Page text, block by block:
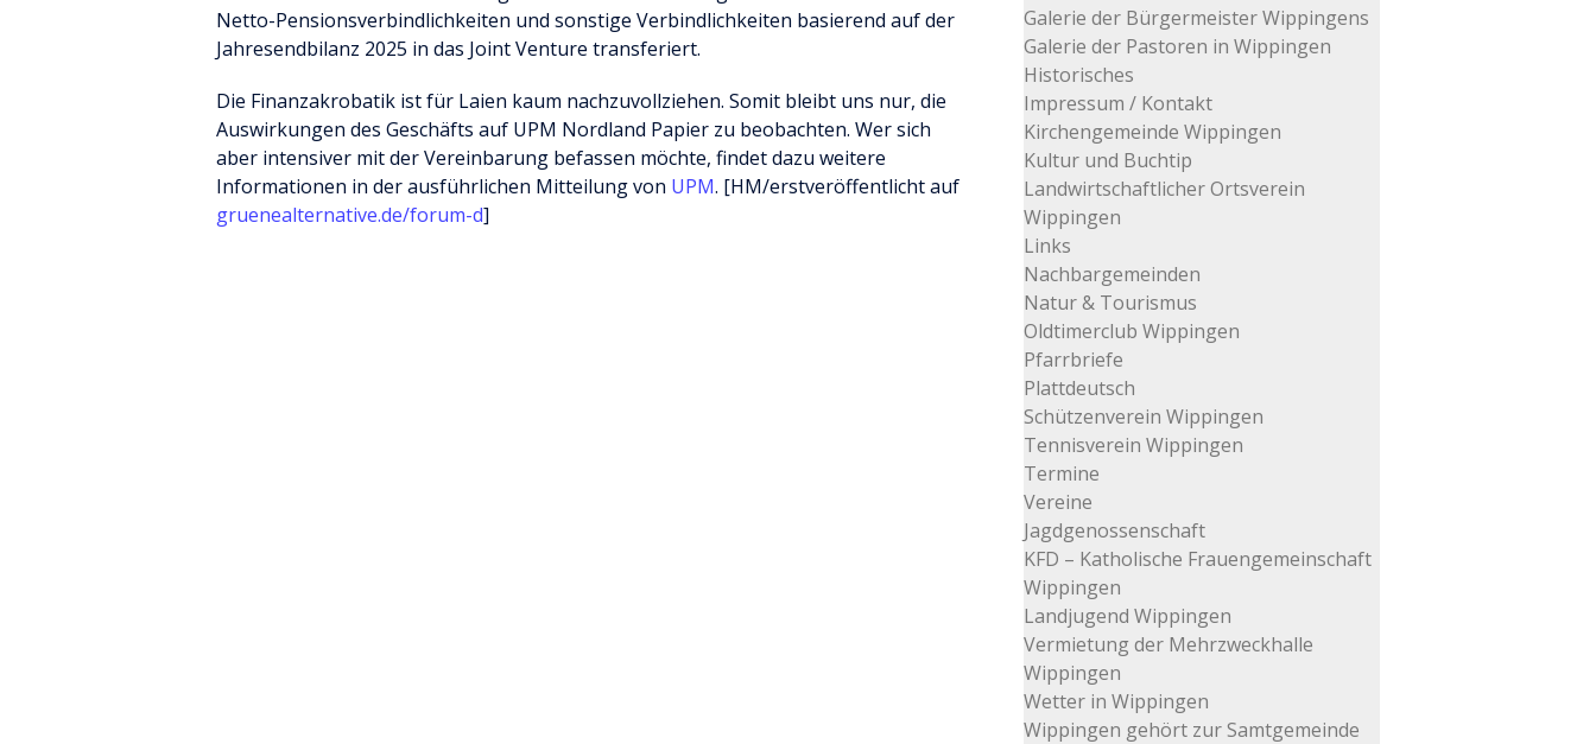
Netto-Pensionsverbindlichkeiten und sonstige Verbindlichkeiten basierend auf der
Jahresendbilanz 2025 in das Joint Venture transferiert.
Die Finanzakrobatik ist für Laien kaum nachzuvollziehen. Somit bleibt uns nur, die
Auswirkungen des Geschäfts auf UPM Nordland Papier zu beobachten. Wer sich
aber intensiver mit der Vereinbarung befassen möchte, findet dazu weitere
Informationen in der ausführlichen Mitteilung von UPM. [HM/erstveröffentlicht auf
gruenealternative.de/forum-d]
Galerie der Bürgermeister Wippingens
Galerie der Pastoren in Wippingen
Historisches
Impressum / Kontakt
Kirchengemeinde Wippingen
Kultur und Buchtip
Landwirtschaftlicher Ortsverein
Wippingen
Links
Nachbargemeinden
Natur & Tourismus
Oldtimerclub Wippingen
Pfarrbriefe
Plattdeutsch
Schützenverein Wippingen
Tennisverein Wippingen
Termine
Vereine
Jagdgenossenschaft
KFD – Katholische Frauengemeinschaft
Wippingen
Landjugend Wippingen
Vermietung der Mehrzweckhalle
Wippingen
Wetter in Wippingen
Wippingen gehört zur Samtgemeinde